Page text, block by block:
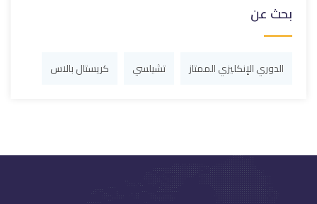
بحث عن
الدوري الإنكليزي الممتاز تشيلسي كريستال بالاس